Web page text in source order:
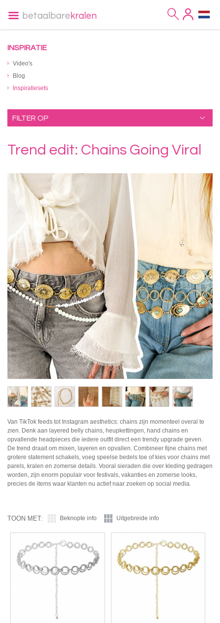
betaalbare kralen
INSPIRATIE
Video's
Blog
Inspiratiesets
FILTER OP
Trend edit: Chains Going Viral
Van TikTok feeds tot Instagram aesthetics: chains zijn momenteel overal te
zien. Denk aan layered belly chains, heupkettingen, hand chains en
opvallende headpieces die iedere outfit direct een trendy upgrade geven.
De trend draait om mixen, layeren en opvallen. Combineer fijne chains met
grotere statement schakels, voeg speelse bedels toe of kies voor chains met
parels, kralen en zomerse details. Vooral sieraden die over kleding gedragen
worden, zijn enorm populair voor festivals, vakanties en zomerse looks,
precies de items waar klanten nu actief naar zoeken op social media.
TOON MET: Beknopte info Uitgebreide info